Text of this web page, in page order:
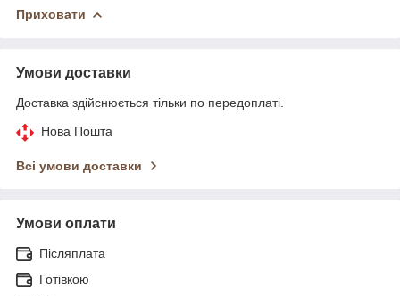
Приховати
Умови доставки
Доставка здійснюється тільки по передоплаті.
Нова Пошта
Всі умови доставки
Умови оплати
Післяплата
Готівкою